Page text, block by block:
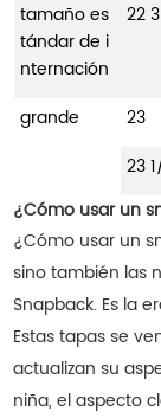
tamaño es
tándar de i
nternación
22
grande 23
23
¿Cómo usar un
¿Cómo usar un
sino también las
Snapback. Es la
Estas tapas se
actualizan su
niña, el aspecto